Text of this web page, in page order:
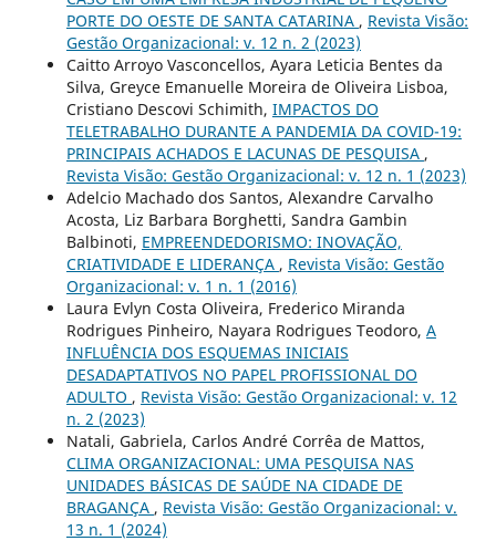
PORTE DO OESTE DE SANTA CATARINA , Revista Visão:
Gestão Organizacional: v. 12 n. 2 (2023)
Caitto Arroyo Vasconcellos, Ayara Leticia Bentes da
Silva, Greyce Emanuelle Moreira de Oliveira Lisboa,
Cristiano Descovi Schimith, IMPACTOS DO
TELETRABALHO DURANTE A PANDEMIA DA COVID-19:
PRINCIPAIS ACHADOS E LACUNAS DE PESQUISA ,
Revista Visão: Gestão Organizacional: v. 12 n. 1 (2023)
Adelcio Machado dos Santos, Alexandre Carvalho
Acosta, Liz Barbara Borghetti, Sandra Gambin
Balbinoti, EMPREENDEDORISMO: INOVAÇÃO,
CRIATIVIDADE E LIDERANÇA , Revista Visão: Gestão
Organizacional: v. 1 n. 1 (2016)
Laura Evlyn Costa Oliveira, Frederico Miranda
Rodrigues Pinheiro, Nayara Rodrigues Teodoro, A
INFLUÊNCIA DOS ESQUEMAS INICIAIS
DESADAPTATIVOS NO PAPEL PROFISSIONAL DO
ADULTO , Revista Visão: Gestão Organizacional: v. 12
n. 2 (2023)
Natali, Gabriela, Carlos André Corrêa de Mattos,
CLIMA ORGANIZACIONAL: UMA PESQUISA NAS
UNIDADES BÁSICAS DE SAÚDE NA CIDADE DE
BRAGANÇA , Revista Visão: Gestão Organizacional: v.
13 n. 1 (2024)